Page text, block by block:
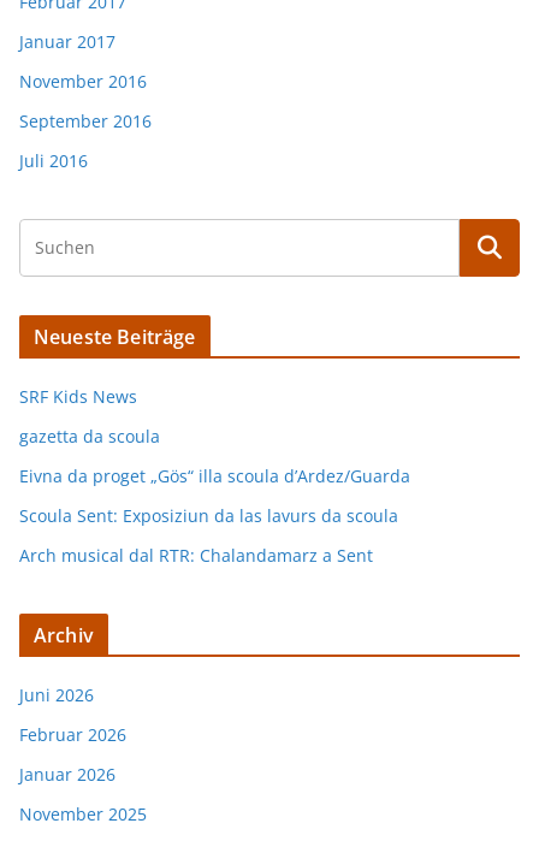
Januar 2017
November 2016
September 2016
Juli 2016
Neueste Beiträge
SRF Kids News
gazetta da scoula
Eivna da proget „Gös“ illa scoula d’Ardez/Guarda
Scoula Sent: Exposiziun da las lavurs da scoula
Arch musical dal RTR: Chalandamarz a Sent
Archiv
Juni 2026
Februar 2026
Januar 2026
November 2025